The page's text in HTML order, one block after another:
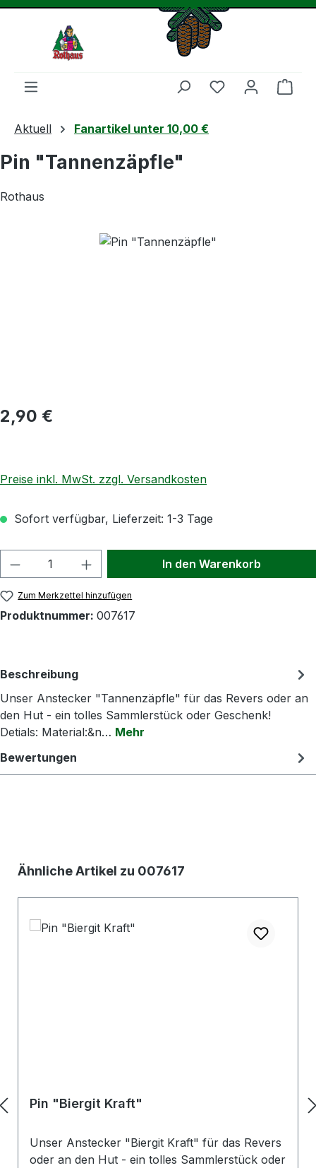
Du hast 0
Aktuell Fanartikel unter 10,00 €
Pin "Tannenzäpfle"
Rothaus
Bildergalerie überspringen
Regulärer Preis:
2,90 €
Preise inkl. MwSt. zzgl. Versandkosten
Sofort verfügbar, Lieferzeit: 1-3 Tage
Produkt Anzahl: Gib den gewünschten
In den Warenkorb
Zum Merkzettel hinzufügen
Produktnummer: 007617
Beschreibung
Unser Anstecker "Tannenzäpfle" für das Revers oder an
den Hut - ein tolles Sammlerstück oder Geschenk!
Detials: Material:&n… Mehr
Bewertungen
Produktgalerie überspringen
Ähnliche Artikel zu 007617
Pin "Biergit Kraft"
Unser Anstecker "Biergit Kraft" für das Revers
oder an den Hut - ein tolles Sammlerstück oder